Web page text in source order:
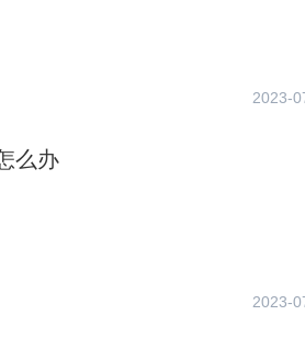
2023-
么办
2023-